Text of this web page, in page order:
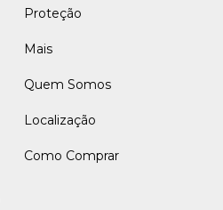
Proteção
Mais
Quem Somos
Localização
Como Comprar